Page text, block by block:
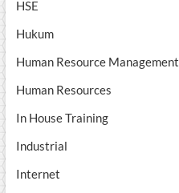
HSE
Hukum
Human Resource Management
Human Resources
In House Training
Industrial
Internet